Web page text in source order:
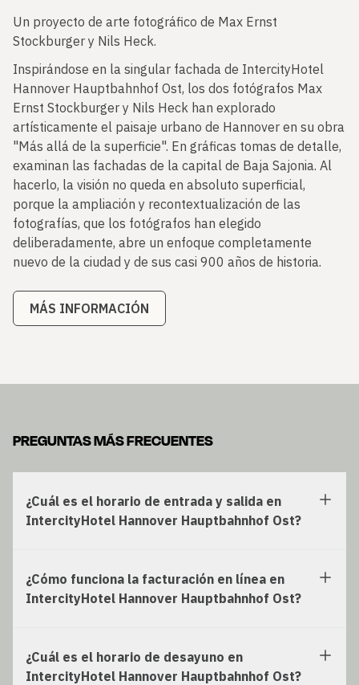
Un proyecto de arte fotográfico de Max Ernst
Stockburger y Nils Heck.
Inspirándose en la singular fachada de IntercityHotel
Hannover Hauptbahnhof Ost, los dos fotógrafos Max
Ernst Stockburger y Nils Heck han explorado
artísticamente el paisaje urbano de Hannover en su obra
"Más allá de la superficie". En gráficas tomas de detalle,
examinan las fachadas de la capital de Baja Sajonia. Al
hacerlo, la visión no queda en absoluto superficial,
porque la ampliación y recontextualización de las
fotografías, que los fotógrafos han elegido
deliberadamente, abre un enfoque completamente
nuevo de la ciudad y de sus casi 900 años de historia.
MÁS INFORMACIÓN
PREGUNTAS MÁS FRECUENTES
¿Cuál es el horario de entrada y salida en
IntercityHotel Hannover Hauptbahnhof Ost?
¿Cómo funciona la facturación en línea en
IntercityHotel Hannover Hauptbahnhof Ost?
¿Cuál es el horario de desayuno en
IntercityHotel Hannover Hauptbahnhof Ost?